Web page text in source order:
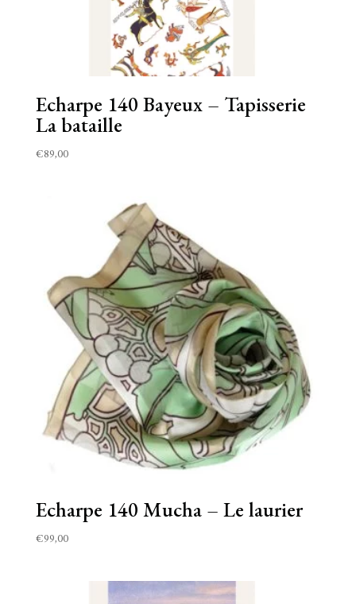
Echarpe 140 Bayeux – Tapisserie
La bataille
€89,00
Echarpe 140 Mucha – Le laurier
€99,00